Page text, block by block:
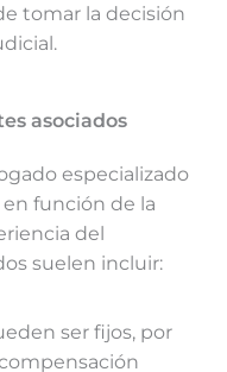
tomar la decisión
asociados
especializado
función de la
del
suelen incluir:
ser fijos, por